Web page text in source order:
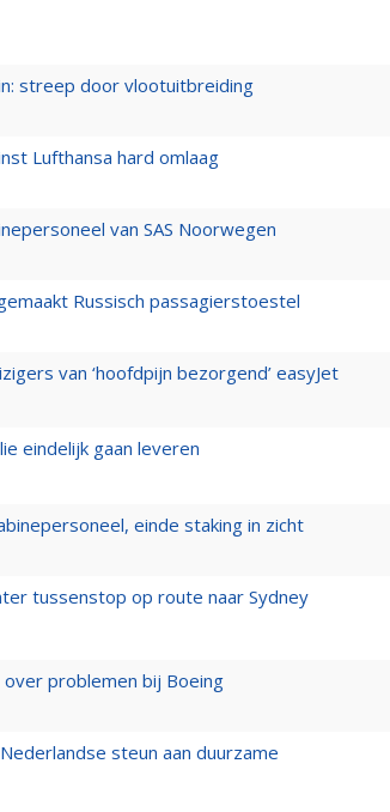
streep door vlootuitbreiding
Lufthansa hard omlaag
van SAS Noorwegen
Russisch passagierstoestel
van ‘hoofdpijn bezorgend’ easyJet
eindelijk gaan leveren
einde staking in zicht
tussenstop op route naar Sydney
problemen bij Boeing
steun aan duurzame